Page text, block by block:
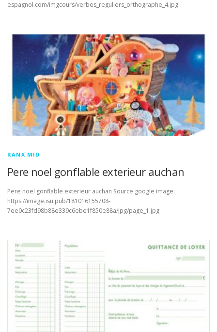
espagnol.com/imgcours/verbes_reguliers_orthographe_4.jpg
RANX MID
Pere noel gonflable exterieur auchan
Pere noel gonflable exterieur auchan Source google image:
https://image.isu.pub/181016155708-
7ee0c23fd98b88e339c6ebe1f850e88a/jpg/page_1.jpg